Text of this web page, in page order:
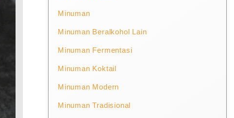
Minuman
Minuman Beralkohol Lain
Minuman Fermentasi
Minuman Koktail
Minuman Modern
Minuman Tradisional